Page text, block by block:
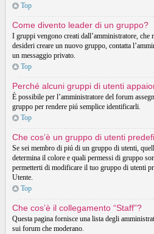
Top
Come divento leader di un gruppo?
I gruppi vengono creati dall’amministratore, che
desideri creare un nuovo gruppo, contatta
un messaggio privato.
Top
Perché alcuni gruppi di utenti
È possibile per l’amministratore del forum
gruppo per rendere piú semplice identificarli.
Top
Che cos’è un gruppo di utenti
Se sei membro di piú di un gruppo di utenti,
determina il colore e quali permessi di gruppo
permetterti di modificare il tuo gruppo di utenti
Utente.
Top
Che cos’è il collegamento “Staff”?
Questa pagina fornisce una lista degli
sui forum che moderano.